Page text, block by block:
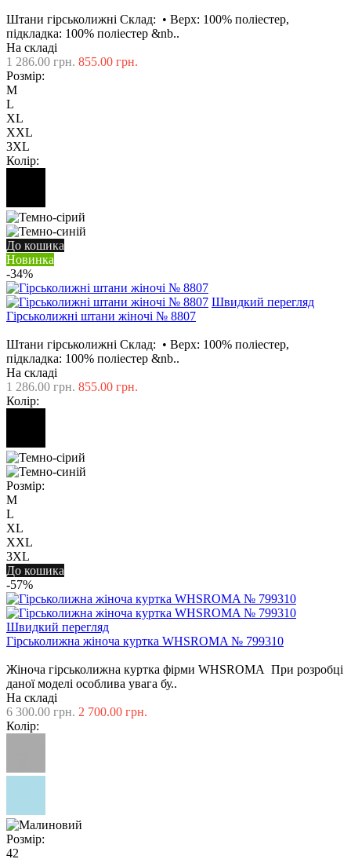
Штани гірськолижні Склад: • Верх: 100% поліестер,
підкладка: 100% поліестер &nb..
На складі
1 286.00 грн. 855.00 грн.
Розмір:
M
L
XL
XXL
3XL
Колір:
До кошика
Новинка
-34%
Швидкий перегляд
Гірськолижні штани жіночі № 8807
Штани гірськолижні Склад: • Верх: 100% поліестер,
підкладка: 100% поліестер &nb..
На складі
1 286.00 грн. 855.00 грн.
Колір:
Розмір:
M
L
XL
XXL
3XL
До кошика
-57%
Швидкий перегляд
Гірськолижна жіноча куртка WHSROMA № 799310
Жіноча гірськолижна куртка фірми WHSROMA При розробці
даної моделі особлива увага бу..
На складі
6 300.00 грн. 2 700.00 грн.
Колір:
Розмір:
42